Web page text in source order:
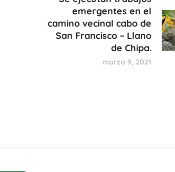
emergentes en el
camino vecinal cabo de
San Francisco – Llano
de Chipa.
marzo 9, 2021